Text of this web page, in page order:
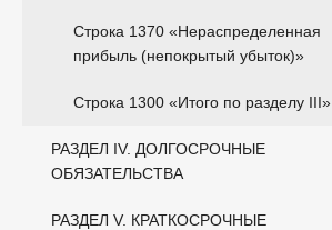
Строка 1370 «Нераспределенная
прибыль (непокрытый убыток)»
Строка 1300 «Итого по разделу III»
РАЗДЕЛ IV. ДОЛГОСРОЧНЫЕ
ОБЯЗАТЕЛЬСТВА
РАЗДЕЛ V. КРАТКОСРОЧНЫЕ